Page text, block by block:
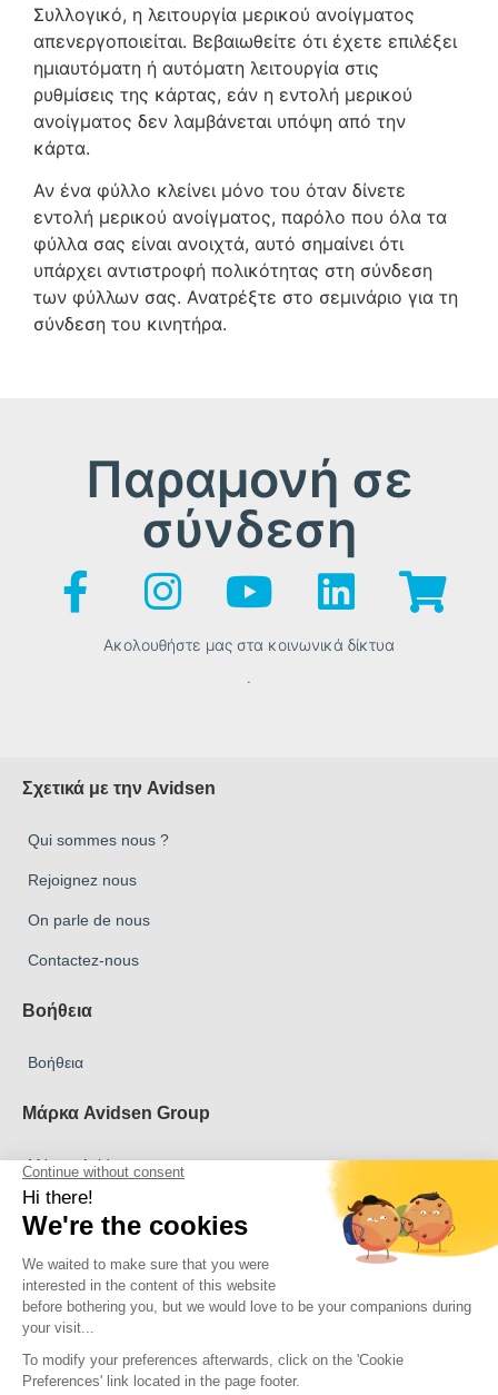
Συλλογικό, η λειτουργία μερικού ανοίγματος
απενεργοποιείται. Βεβαιωθείτε ότι έχετε επιλέξει
ημιαυτόματη ή αυτόματη λειτουργία στις
ρυθμίσεις της κάρτας, εάν η εντολή μερικού
ανοίγματος δεν λαμβάνεται υπόψη από την
κάρτα.
Αν ένα φύλλο κλείνει μόνο του όταν δίνετε
εντολή μερικού ανοίγματος, παρόλο που όλα τα
φύλλα σας είναι ανοιχτά, αυτό σημαίνει ότι
υπάρχει αντιστροφή πολικότητας στη σύνδεση
των φύλλων σας. Ανατρέξτε στο σεμινάριο για τη
σύνδεση του κινητήρα.
Παραμονή σε
σύνδεση
Ακολουθήστε μας στα κοινωνικά δίκτυα
.
Σχετικά με την Avidsen
Qui sommes nous ?
Rejoignez nous
On parle de nous
Contactez-nous
Βοήθεια
Βοήθεια
Μάρκα Avidsen Group
Μάρκα Avidsen
Μάρκα Extel
Μάρκα Thomson
Avidsen